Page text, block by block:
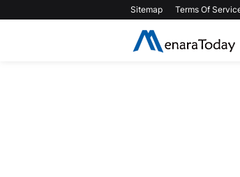
Sitemap Terms Of